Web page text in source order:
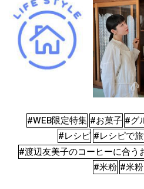
#WEB限定特集 #お菓子 #グ
#レシピ #レシピで
#渡辺友美子のコーヒーに合う
#米粉 #米